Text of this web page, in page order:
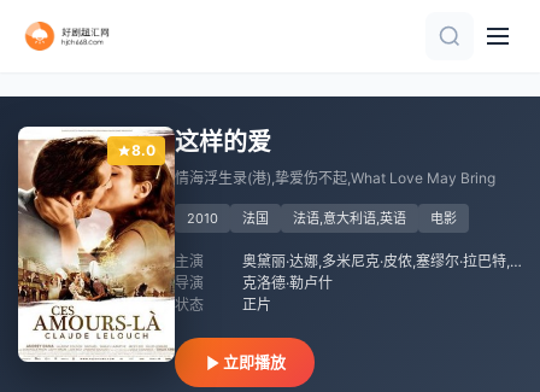
8.0 这样的爱
情海浮生录(港),挚爱伤不起,What Love May Bring
2010 法国 法语,意大利语,英语 电影
主演
奥黛丽·达娜,多米尼克·皮侬,塞缪尔·拉巴特,洛朗·库宗,雅基·伊多,吉尔斯.勒梅尔,朱迪思·马格里,齐达内·苏阿内,查尔斯·登纳,阿努克·艾梅,莎乐美·勒鲁什,吉赛勒·卡扎德絮,凯瑟琳·德纳芙
导演
克洛德·勒卢什
状态
正片
立即播放
正片
HD中字
正片
正片
HD
HD中字
HD中字